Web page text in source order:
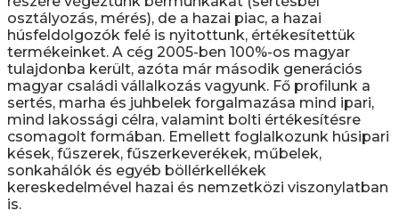
osztályozás, mérés), de a hazai piac, a hazai
húsfeldolgozók felé is nyitottunk, értékesítettük
termékeinket. A cég 2005-ben 100%-os magyar
tulajdonba került, azóta már második generációs
magyar családi vállalkozás vagyunk. Fő profilunk a
sertés, marha és juhbelek forgalmazása mind ipari,
mind lakossági célra, valamint bolti értékesítésre
csomagolt formában. Emellett foglalkozunk húsipari
kések, fűszerek, fűszerkeverékek, műbelek,
sonkahálók és egyéb böllérkellékek
kereskedelmével hazai és nemzetközi viszonylatban
is.